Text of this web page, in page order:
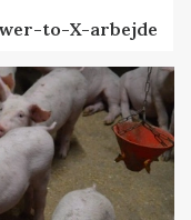
to-X-arbejde